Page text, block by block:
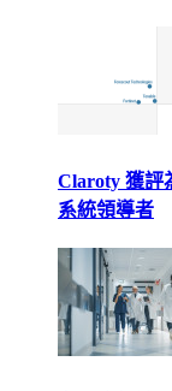
Claroty 獲評
系統領導者